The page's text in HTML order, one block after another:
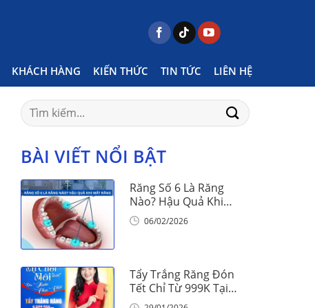
KHÁCH HÀNG KIẾN THỨC TIN TỨC LIÊN HỆ
Posts tagged "Niềng răng khắc phục răng thưa"
Search
for:
BÀI VIẾT NỔI BẬT
Răng Số 6 Là Răng
Nào? Hậu Quả Khi
Mất Răng Số 6
06/02/2026
Tẩy Trắng Răng Đón
Tết Chỉ Từ 999K Tại
Nha Khoa Vinalign